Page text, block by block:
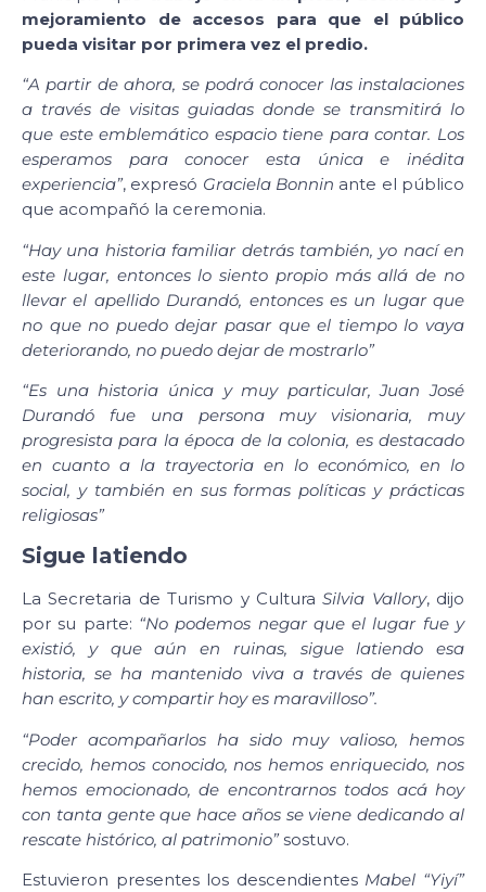
mejoramiento de accesos para que el público
pueda visitar por primera vez el predio.
“A partir de ahora, se podrá conocer las instalaciones
a través de visitas guiadas donde se transmitirá lo
que este emblemático espacio tiene para contar. Los
esperamos para conocer esta única e inédita
experiencia”, expresó Graciela Bonnin ante el público
que acompañó la ceremonia.
“Hay una historia familiar detrás también, yo nací en
este lugar, entonces lo siento propio más allá de no
llevar el apellido Durandó, entonces es un lugar que
no que no puedo dejar pasar que el tiempo lo vaya
deteriorando, no puedo dejar de mostrarlo”
“Es una historia única y muy particular, Juan José
Durandó fue una persona muy visionaria, muy
progresista para la época de la colonia, es destacado
en cuanto a la trayectoria en lo económico, en lo
social, y también en sus formas políticas y prácticas
religiosas”
Sigue latiendo
La Secretaria de Turismo y CulturaSilvia Vallory, dijo
por su parte: “No podemos negar que el lugar fue y
existió, y que aún en ruinas, sigue latiendo esa
historia, se ha mantenido viva a través de quienes
han escrito, y compartir hoy es maravilloso”.
“Poder acompañarlos ha sido muy valioso, hemos
crecido, hemos conocido, nos hemos enriquecido, nos
hemos emocionado, de encontrarnos todos acá hoy
con tanta gente que hace años se viene dedicando al
rescate histórico, al patrimonio”sostuvo.
Estuvieron presentes los descendientes Mabel “Yiyí”